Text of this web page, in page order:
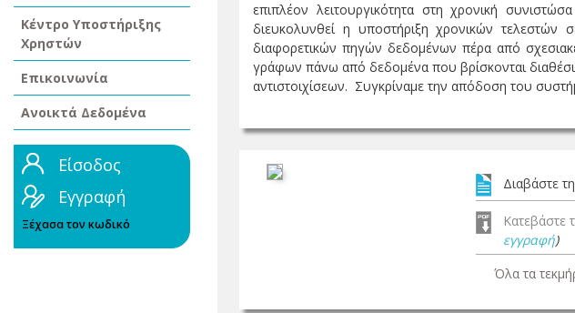
Κέντρο Υποστήριξης
Χρηστών
Επικοινωνία
Ανοικτά Δεδομένα
Είσοδος
Εγγραφή
Ξέχασα τον κωδικό
επιπλέον λειτουργικότητα στη χρονική
διευκολυνθεί η υποστήριξη χρονικών τελεστών
διαφορετικών πηγών δεδομένων πέρα από
γράφων πάνω από δεδομένα που βρίσκονται
αντιστοιχίσεων. Συγκρίναμε την απόδοση του
Διαβάστε
Κατεβάστε
εγγραφή)
Όλα τα